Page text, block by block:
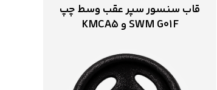
قاب سنسور سپر عقب وسط چپ
SWM G01F و KMCA5